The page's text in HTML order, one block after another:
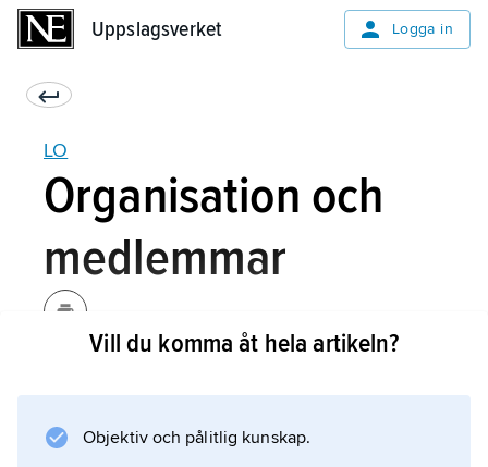
Uppslagsverket Logga in
LO
Organisation och
medlemmar
Rätten att gå samman i fackliga organisationer
ansågs vid denna tid inte självklar.
Vill du komma åt hela artikeln?
Objektiv och pålitlig kunskap.